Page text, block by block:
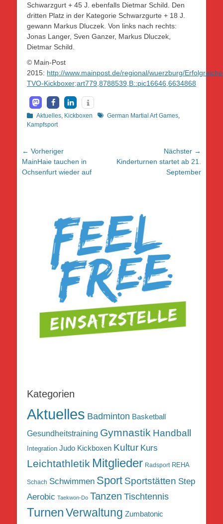
Schwarzgurt + 45 J. ebenfalls Dietmar Schild. Den
dritten Platz in der Kategorie Schwarzgurte + 18 J.
gewann Markus Dluczek. Von links nach rechts:
Jonas Langer, Sven Ganzer, Markus Dluczek,
Dietmar Schild.
© Main-Post
2015: http://www.mainpost.de/regional/wuerzburg/
TVO-Kickboxer;art779,8788539,B::pic16646,6634868
Kategorien
Aktuelles Kickboxen Schlagworte
German Martial Art Games
Kampfsport
Beitragsnavigation
← Vorheriger
Vorheriger
Beitrag:
MainHaie tauchen in
Ochsenfurt wieder auf
Nächster →
Nächster
Kinderturnen startet ab 21.
September
Kategorien
Aktuelles Badminton Basketball
Gesundheitstraining Gymnastik Handball
Integration Judo Kickboxen Kultur Kurs
Leichtathletik Mitglieder Radsport REHA
Schach Schwimmen Sport Sportstätten Step
Aerobic Taekwon-Do Tanzen Tischtennis
TurnenVerwaltung Zumbatonic